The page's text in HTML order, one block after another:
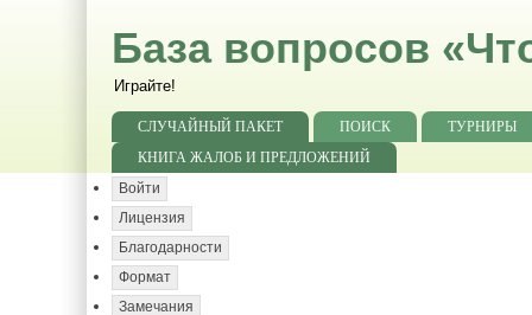
База вопросов
Играйте!
СЛУЧАЙНЫЙ ПАКЕТ ПОИСК
ТУРНИРЫ
КНИГА ЖАЛОБ И ПРЕДЛОЖЕНИЙ
Войти
Лицензия
Благодарности
Формат
Замечания